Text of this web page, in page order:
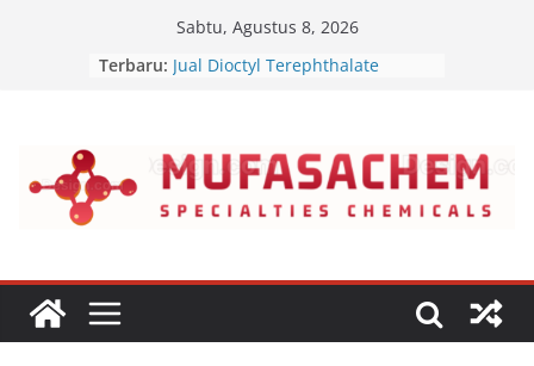
Sabtu, Agustus 8, 2026
Terbaru: Jual Dioctyl Terephthalate
Jual Dipropyl Heptyl Phthalate